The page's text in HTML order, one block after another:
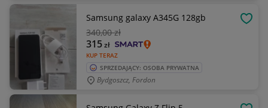
Samsung galaxy A345G 128gb
340,00 zł
KUP TERAZ
315zł
SPRZEDAJĄCY: OSOBA PRYWATNA
Bydgoszcz, Fordon